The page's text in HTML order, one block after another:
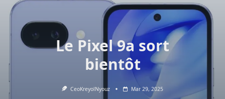
Le Pixel 9a sort
bientôt
CeoKreyolNyouz Mar 29, 2025